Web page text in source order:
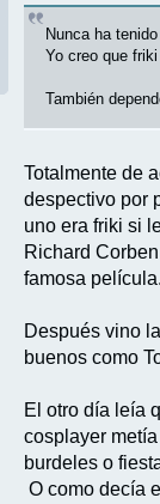
Nunca ha
Yo creo que
También
Totalmente de
despectivo por
uno era friki si
Richard
famosa película.
Después vino
buenos como
El otro día leía
cosplayer
burdeles o
O como decía